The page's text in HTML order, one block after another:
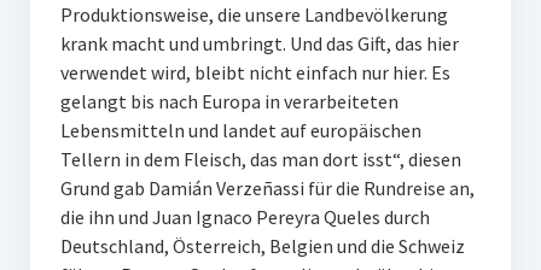
Produktionsweise, die unsere Landbevölkerung
krank macht und umbringt. Und das Gift, das hier
verwendet wird, bleibt nicht einfach nur hier. Es
gelangt bis nach Europa in verarbeiteten
Lebensmitteln und landet auf europäischen
Tellern in dem Fleisch, das man dort isst“, diesen
Grund gab Damián Verzeñassi für die Rundreise an,
die ihn und Juan Ignaco Pereyra Queles durch
Deutschland, Österreich, Belgien und die Schweiz